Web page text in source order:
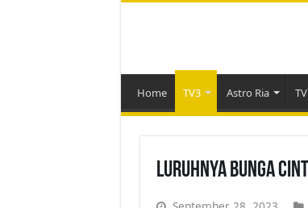
Home TV3 Astro Ria
Luruhnya Bunga